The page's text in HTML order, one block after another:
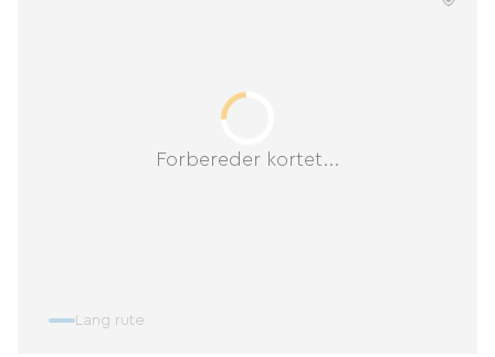
Forbereder kortet...
Lang rute